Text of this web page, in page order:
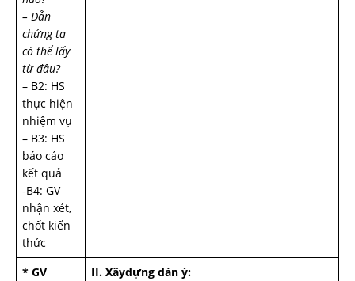
– Dẫn
chứng ta
có thể lấy
từ đâu?
– B2: HS
thực hiện
nhiệm vụ
– B3: HS
báo cáo
kết quả
-B4: GV
nhận xét,
chốt kiến
thức
* GV
II. Xâydựng dàn ý: